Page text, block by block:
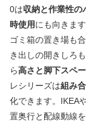
0は収納と作業性の
時使用にも向きま
ゴミ箱の置き場も
き出しの開きしろ
ら高さと脚下スペ
レシリーズは組み
化できます。IKEA
置奥行と配線動線